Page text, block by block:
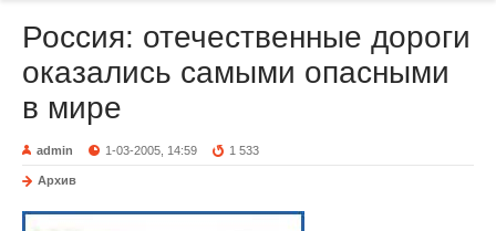
Россия: отечественные дороги
оказались самыми опасными
в мире
admin 1-03-2005, 14:59 1 533
Архив